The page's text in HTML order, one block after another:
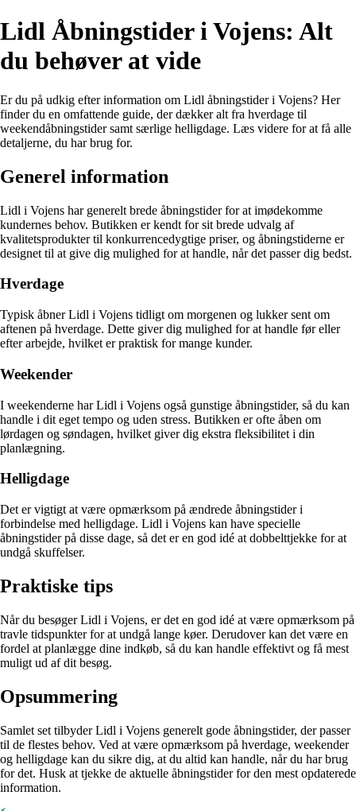
Lidl Åbningstider i Vojens: Alt
du behøver at vide
Er du på udkig efter information om Lidl åbningstider i Vojens? Her
finder du en omfattende guide, der dækker alt fra hverdage til
weekendåbningstider samt særlige helligdage. Læs videre for at få alle
detaljerne, du har brug for.
Generel information
Lidl i Vojens har generelt brede åbningstider for at imødekomme
kundernes behov. Butikken er kendt for sit brede udvalg af
kvalitetsprodukter til konkurrencedygtige priser, og åbningstiderne er
designet til at give dig mulighed for at handle, når det passer dig bedst.
Hverdage
Typisk åbner Lidl i Vojens tidligt om morgenen og lukker sent om
aftenen på hverdage. Dette giver dig mulighed for at handle før eller
efter arbejde, hvilket er praktisk for mange kunder.
Weekender
I weekenderne har Lidl i Vojens også gunstige åbningstider, så du kan
handle i dit eget tempo og uden stress. Butikken er ofte åben om
lørdagen og søndagen, hvilket giver dig ekstra fleksibilitet i din
planlægning.
Helligdage
Det er vigtigt at være opmærksom på ændrede åbningstider i
forbindelse med helligdage. Lidl i Vojens kan have specielle
åbningstider på disse dage, så det er en god idé at dobbelttjekke for at
undgå skuffelser.
Praktiske tips
Når du besøger Lidl i Vojens, er det en god idé at være opmærksom på
travle tidspunkter for at undgå lange køer. Derudover kan det være en
fordel at planlægge dine indkøb, så du kan handle effektivt og få mest
muligt ud af dit besøg.
Opsummering
Samlet set tilbyder Lidl i Vojens generelt gode åbningstider, der passer
til de flestes behov. Ved at være opmærksom på hverdage, weekender
og helligdage kan du sikre dig, at du altid kan handle, når du har brug
for det. Husk at tjekke de aktuelle åbningstider for den mest opdaterede
information.